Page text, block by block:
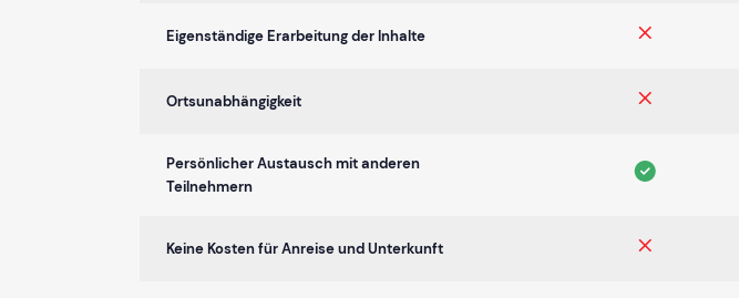
Eigenständige Erarbeitung der Inhalte
Ortsunabhängigkeit
Persönlicher Austausch mit anderen
Teilnehmern
Keine Kosten für Anreise und Unterkunft